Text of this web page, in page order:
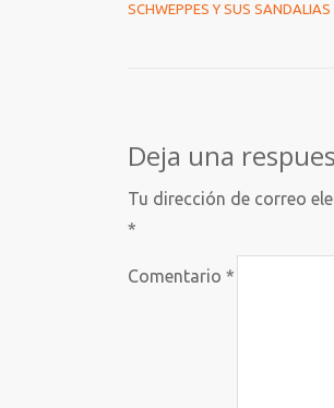
SCHWEPPES Y SUS SANDALIAS
Deja una
Tu dirección de correo
*
Comentario *